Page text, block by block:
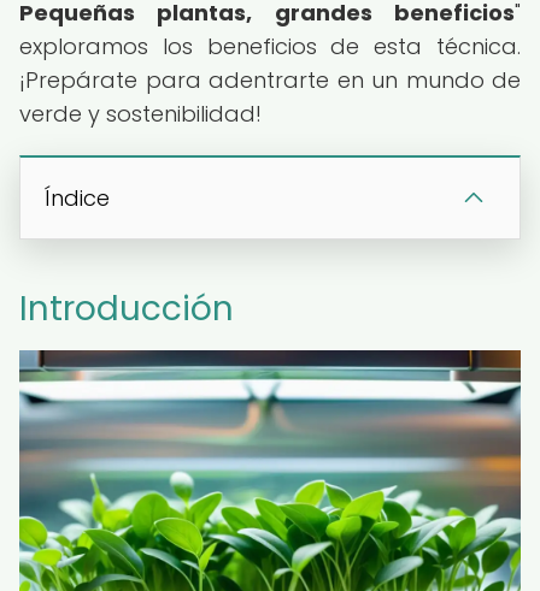
Pequeñas plantas, grandes beneficios"
exploramos los beneficios de esta técnica.
¡Prepárate para adentrarte en un mundo de
verde y sostenibilidad!
Índice
Introducción